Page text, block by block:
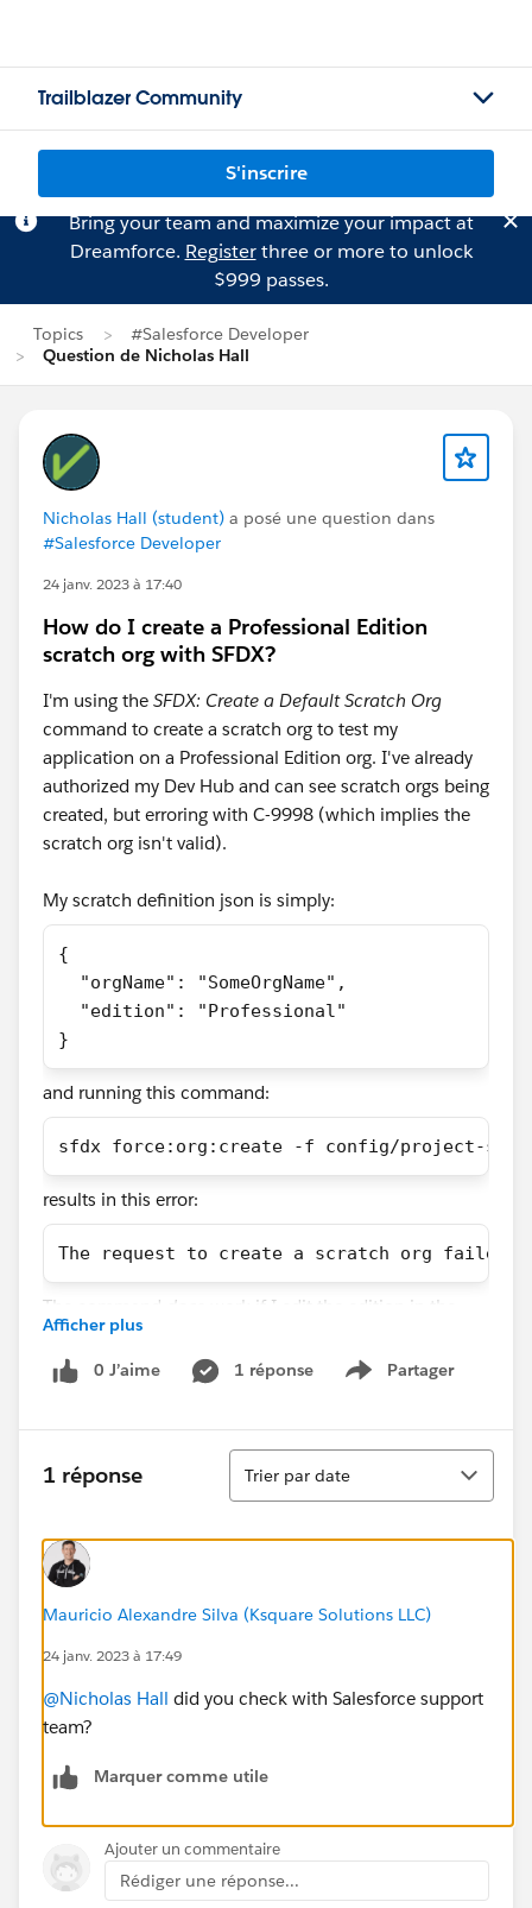
Trailblazer Community
S'inscrire
Bring your team and maximize your impact at
Dreamforce. Registerthree or more to unlock
$999 passes.
Topics
#Salesforce Developer
Question de Nicholas Hall
Nicholas Hall (student) a posé une question dans
#Salesforce Developer
24 janv. 2023 à 17:40
How do I create a Professional Edition
scratch org with SFDX?
I'm using the SFDX: Create a Default Scratch Org
command to create a scratch org to test my
application on a Professional Edition org. I've already
authorized my Dev Hub and can see scratch orgs being
created, but erroring with C-9998 (which implies the
scratch org isn't valid).
My scratch definition json is simply:
{
  "orgName": "SomeOrgName",
  "edition": "Professional"
}
and running this command:
sfdx force:org:create -f config/project-
results in this error:
The request to create a scratch org failed
The command does
work if I edit the edition in the
scratch definition json to "Developer" or "Enterprise",
but fails with both "Professional" and "Group".
Afficher plus
0 J’aime 1 réponse Partager
Show menu
1 réponse
Tri
Trier par date
Mauricio Alexandre Silva (Ksquare Solutions LLC)
24 janv. 2023 à 17:49
@Nicholas Hall did you check with Salesforce support
team?
Marquer comme utile
Ajouter un commentaire
Rédiger une réponse...